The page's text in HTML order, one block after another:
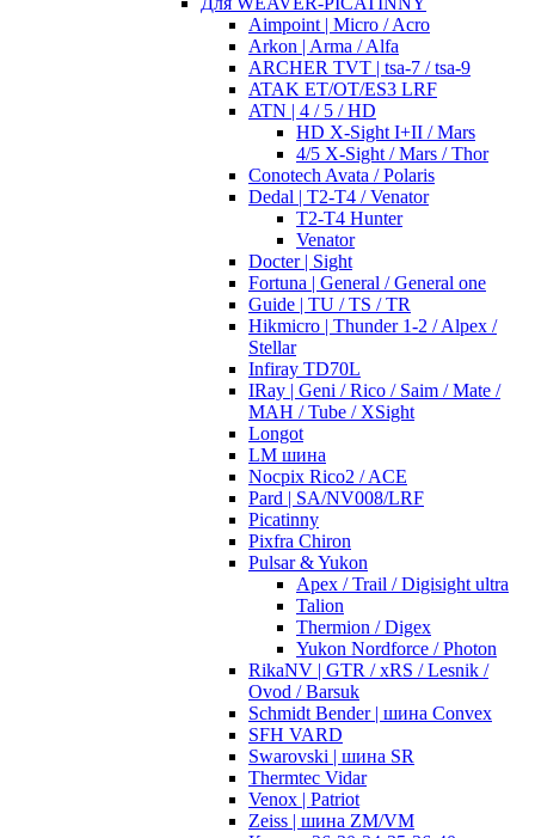
Aimpoint | Micro / Acro
Arkon | Arma / Alfa
ARCHER TVT | tsa-7 / tsa-9
ATAK ET/OT/ES3 LRF
ATN | 4 / 5 / HD
HD X-Sight I+II / Mars
4/5 X-Sight / Mars / Thor
Conotech Avata / Polaris
Dedal | T2-T4 / Venator
T2-T4 Hunter
Venator
Docter | Sight
Fortuna | General / General one
Guide | TU / TS / TR
Hikmicro | Thunder 1-2 / Alpex /
Stellar
Infiray TD70L
IRay | Geni / Rico / Saim / Mate /
MAH / Tube / XSight
Longot
LM шина
Nocpix Rico2 / ACE
Pard | SA/NV008/LRF
Picatinny
Pixfra Chiron
Pulsar & Yukon
Apex / Trail / Digisight ultra
Talion
Thermion / Digex
Yukon Nordforce / Photon
RikaNV | GTR / xRS / Lesnik /
Ovod / Barsuk
Schmidt Bender | шина Convex
SFH VARD
Swarovski | шина SR
Thermtec Vidar
Venox | Patriot
Zeiss | шина ZM/VM